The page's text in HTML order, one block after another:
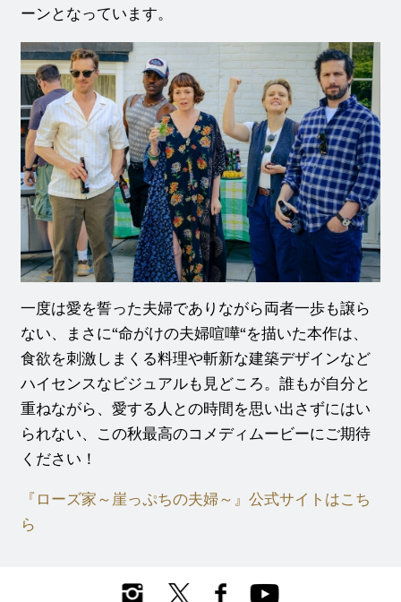
ーンとなっています。
一度は愛を誓った夫婦でありながら両者一歩も譲ら
ない、まさに“命がけの夫婦喧嘩“を描いた本作は、
食欲を刺激しまくる料理や斬新な建築デザインなど
ハイセンスなビジュアルも見どころ。誰もが自分と
重ねながら、愛する人との時間を思い出さずにはい
られない、この秋最高のコメディムービーにご期待
ください！
『ローズ家～崖っぷちの夫婦～』公式サイトはこち
ら